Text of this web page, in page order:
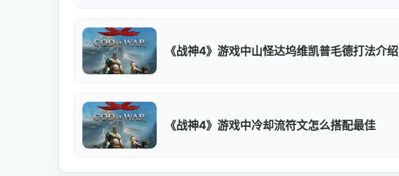
《战神4》游戏中山怪达坞维凯普毛德打法介绍
《战神4》游戏中冷却流符文怎么搭配最佳